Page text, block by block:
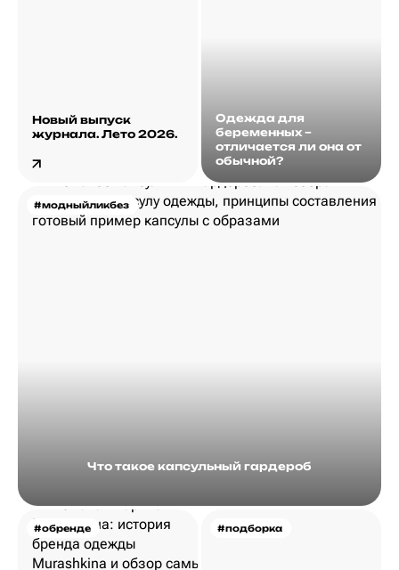
Новый выпуск
журнала. Лето 2026.
Одежда для
беременных –
отличается ли она от
обычной?
#модныйликбез
Что такое капсульный гардероб
#обренде #подборка